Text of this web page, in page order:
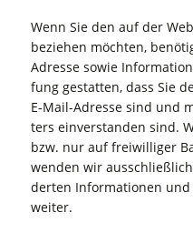
Wenn Sie den auf der
bezie­hen möch­ten,
Adres­se sowie
fung gestat­ten, dass Sie
E‑Mail-Adres­se sind und
ters ein­ver­stan­den sind.
bzw. nur auf frei­wil­li­ger
wen­den wir
der­ten Infor­ma­tio­nen
weiter.